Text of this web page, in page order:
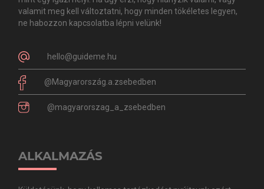
valamit meg kell változtatni, hogy minden tökéletes legyen,
ne habozzon kapcsolatba lépni velünk!
hello@guideme.hu
@Magyarország.a.zsebedben
@magyarorszag_a_zsebedben
ALKALMAZÁS